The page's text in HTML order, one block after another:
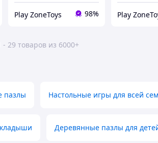
Play ZoneToys 98% Play
- 29 товаров из 6000+
пазлы Настольные игры для всей
Деревянные пазлы для